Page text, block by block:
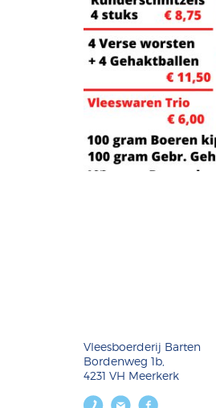
Vleesboerderij Barten
Bordenweg 1b,
4231 VH Meerkerk